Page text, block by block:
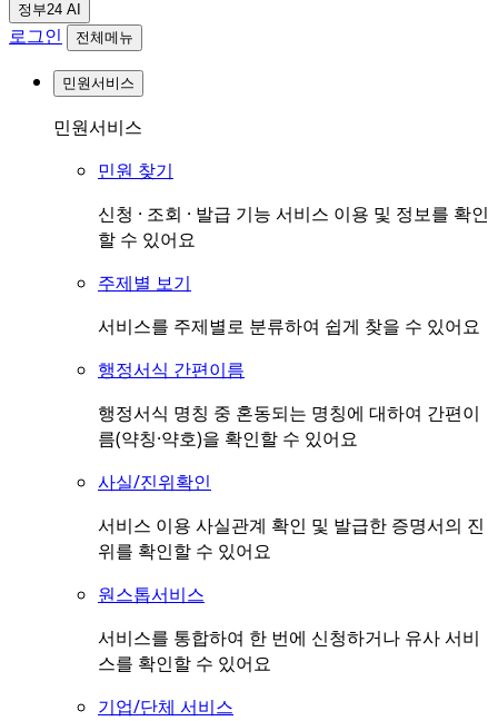
정부24 AI
로그인 전체메뉴
민원서비스
민원서비스
민원 찾기
신청 · 조회 · 발급 기능 서비스 이용 및 정보를 확인
할 수 있어요
주제별 보기
서비스를 주제별로 분류하여 쉽게 찾을 수 있어요
행정서식 간편이름
행정서식 명칭 중 혼동되는 명칭에 대하여 간편이
름(약칭·약호)을 확인할 수 있어요
사실/진위확인
서비스 이용 사실관계 확인 및 발급한 증명서의 진
위를 확인할 수 있어요
원스톱서비스
서비스를 통합하여 한 번에 신청하거나 유사 서비
스를 확인할 수 있어요
기업/단체 서비스